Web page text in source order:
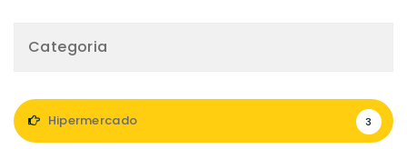
Categoria
Hipermercado 3